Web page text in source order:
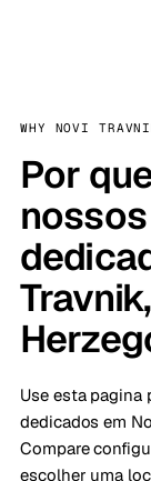
WHY NOVI
Por
Use esta pagina
dedicados em
Compare
escolher uma